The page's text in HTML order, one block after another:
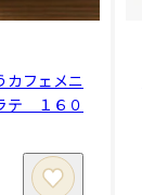
カフェメニ
テ １６０